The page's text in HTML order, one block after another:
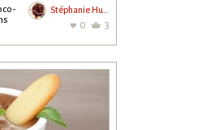
Stéphanie Hurrier
0 3